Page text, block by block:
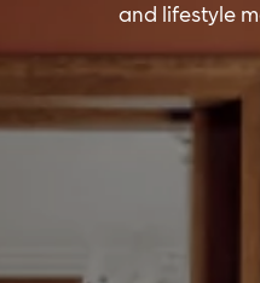
and lifestyle